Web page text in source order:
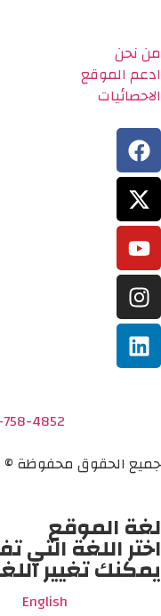
من نحن
ادعم الموقع
الاحصائيات
4852
جميع الحقوق محفوظة © 2024
لغة الموقع
اختر اللغة
يمكنك تغيير
English